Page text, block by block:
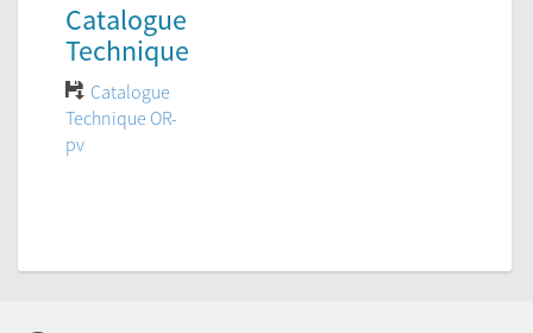
Catalogue
Technique
Catalogue
Technique OR-
pv